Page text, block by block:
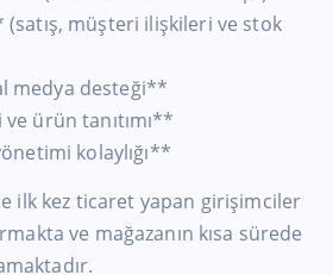
müşteri ilişkileri ve stok
medya desteği**
ürün tanıtımı**
kolaylığı**
ilk kez ticaret yapan girişimciler
ve mağazanın kısa sürede